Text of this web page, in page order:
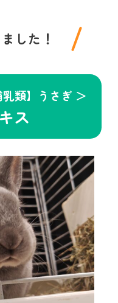
した！
類】うさぎ ＞
ス